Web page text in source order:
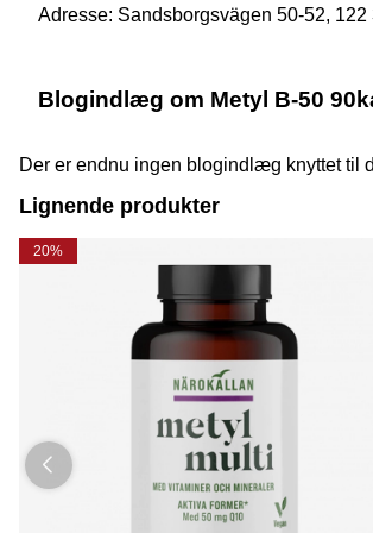
Adresse: Sandsborgsvägen 50-52, 122
Blogindlæg om Metyl B-50
Der er endnu ingen blogindlæg knyttet til
Lignende produkter
20%